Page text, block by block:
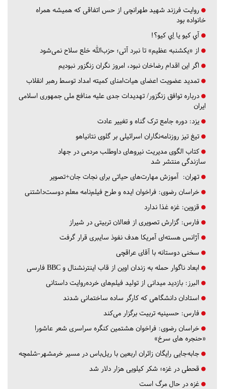
روایت فرزند شهید طهرانچی از حس اتفاقی که همیشه همراه
خانواده بود
آي كيو يا اِي كيو؟!
از «یکشنبه عظیم» تا نبرد آتی؛ حزب‌الله خلع سلاح نمی‌شود
اگر این اقدام رضاخان نبود، امروز نگران زنگزور نبودیم
تمدید عضویت اعضای هیات‌امنای کمیته امداد توسط رهبر انقلاب
درباره توافق زنگزور/ تهدیدات جدی علیه منافع ملی جمهوری اسلامی
ایران
یزد: دوره جامع ترک گناه و تغییر عادت
تیغ تیز روزنامه‌نگاران اسرائیلی بر گلوی نتانیاهو
کتاب الگوی مدیریت نیروهای داوطلب مردمی در جهاد
سازندگی منتشر شد
تهران: آموزش مهارت‌های حیاتی برای نجات جان+تصویر
خراسان رضوی: فراخوان ایده و طرح فیلم‌نامه معلم دوست‌داشتنی
قزوین: غزه غذا ندارد
فارس: گزارش تصویری از فعالان تربیتی در شیراز
آژانس هسته‌ای آمریکا هدف نفوذ سایبری قرار گرفت
سخنی دوستانه با آقای عراقچی
ابعاد ناگوار حمله به زندان اوین از قاب اینترنشنال و BBC فارسی
البرز: بازدید میدانی از تولید فیلم‌های خرده‌روایت داستانی
استادان دانشگاهی که کارگر ساده ساختمانی شدند
فارس: حسینیه تربیت برگزار می‌کند
خراسان رضوی: فراخوان هشتمین کنگره سراسری شعر عاشورا
«حنجره های سرخ»
جابه‌جایی رایگان زائران اربعین با ریل‌باس در مسیر خرمشهر-شلمچه
قحطی در غزه؛ شکر کیلویی هزار دلار شد
غزه در حال مرگ است